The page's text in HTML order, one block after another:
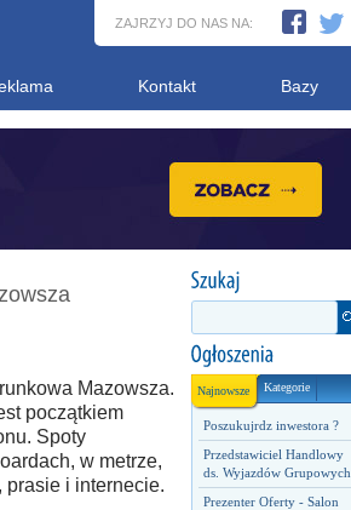
ZAJRZYJ DO NAS NA:
Kontakt Bazy
Najnowsze Kategorie
Poszukujrdz inwestora ?
Przedstawiciel Handlowy
ds. Wyjazdów Grupowych
Prezenter Oferty - Salon
Mazowsza.
początkiem
Spoty
w metrze,
i internecie.